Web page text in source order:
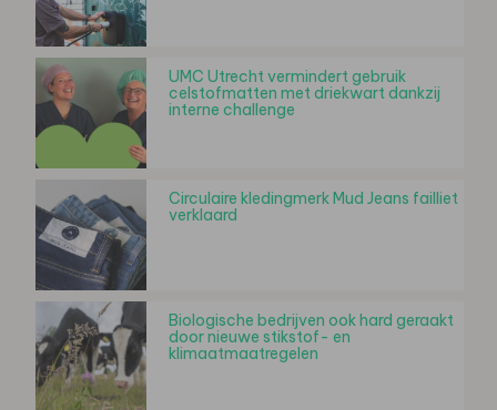
UMC Utrecht vermindert gebruik
celstofmatten met driekwart dankzij
interne challenge
Circulaire kledingmerk Mud Jeans failliet
verklaard
Biologische bedrijven ook hard geraakt
door nieuwe stikstof- en
klimaatmaatregelen